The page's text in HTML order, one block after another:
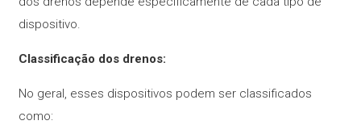
dispositivo.
Classificação dos drenos:
No geral, esses dispositivos podem ser classificados
como: